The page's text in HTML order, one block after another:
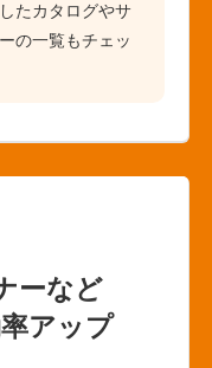
たカタログやサ
の一覧もチェッ
ーなど
アップ